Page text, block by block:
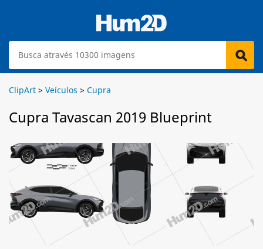
ClipArt > Veículos > Cupra
Cupra Tavascan 2019 Blueprint